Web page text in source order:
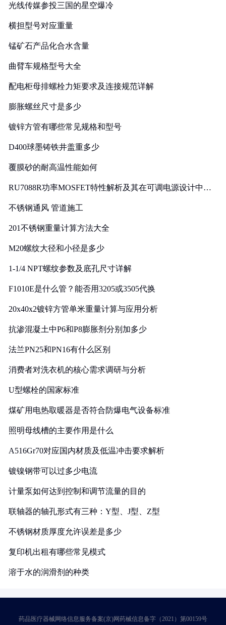
光线传媒参投三国的星空爆冷
横担型号对应重量
锰矿石产品化合水含量
曲臂车规格型号大全
配电柜母排螺栓力矩要求及连接规范详解
膨胀螺丝尺寸是多少
镀锌方管有哪些常见规格和型号
D400球墨铸铁井盖重多少
覆膜砂的耐高温性能如何
RU7088R功率MOSFET特性解析及其在可调电源设计中的
不锈钢通风 管道施工
201不锈钢重量计算方法大全
M20螺纹大径和小径是多少
1-1/4 NPT螺纹参数及底孔尺寸详解
F1010E是什么管？能否用3205或3505代换
20x40x2镀锌方管单米重量计算与应用分析
抗渗混凝土中P6和P8膨胀剂分别加多少
法兰PN25和PN16有什么区别
消费者对洗衣机的核心需求调研与分析
U型螺栓的国家标准
煤矿用电热取暖器是否符合防爆电气设备标准
照明母线槽的主要作用是什么
A516Gr70对应国内材质及低温冲击要求解析
镀镍钢带可以过多少电流
计量泵如何达到控制和调节流量的目的
联轴器的轴孔形式有三种：Y型、J型、Z型
不锈钢材质厚度允许误差是多少
复印机出租有哪些常见模式
溶于水的润滑剂的种类
药品医疗器械网络信息服务备案(京)网药械信息备字（2021）第00159号